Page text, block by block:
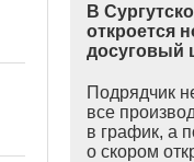
В
откроется
досуговый
Подрядчик
все
в график, а
о скором